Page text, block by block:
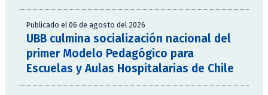
Publicado el 06 de agosto del 2026
UBB culmina socialización nacional del
primer Modelo Pedagógico para
Escuelas y Aulas Hospitalarias de Chile